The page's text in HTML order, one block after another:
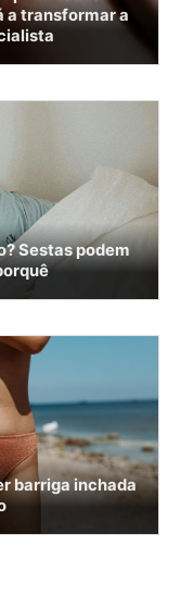
a transformar a
Sestas podem
barriga inchada